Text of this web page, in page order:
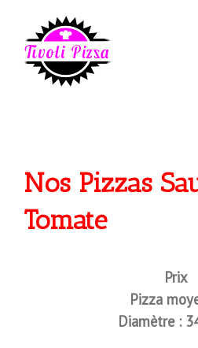
Nos Pizzas
Tomate
Prix
Pizza
Diamètre :